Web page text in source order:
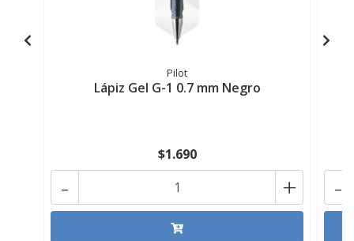
Pilot
Lápiz Gel G-1 0.7 mm Negro
$1.690
+
- -